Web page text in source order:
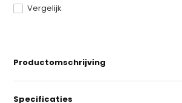
Vergelijk
Productomschrijving
Specificaties